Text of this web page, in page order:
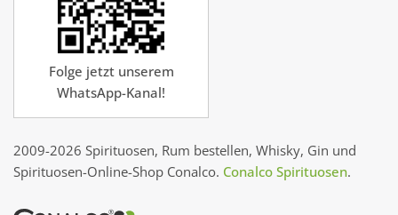
Folge jetzt unserem
WhatsApp-Kanal!
2009-2026 Spirituosen, Rum bestellen, Whisky, Gin und
Spirituosen-Online-Shop Conalco. Conalco Spirituosen.